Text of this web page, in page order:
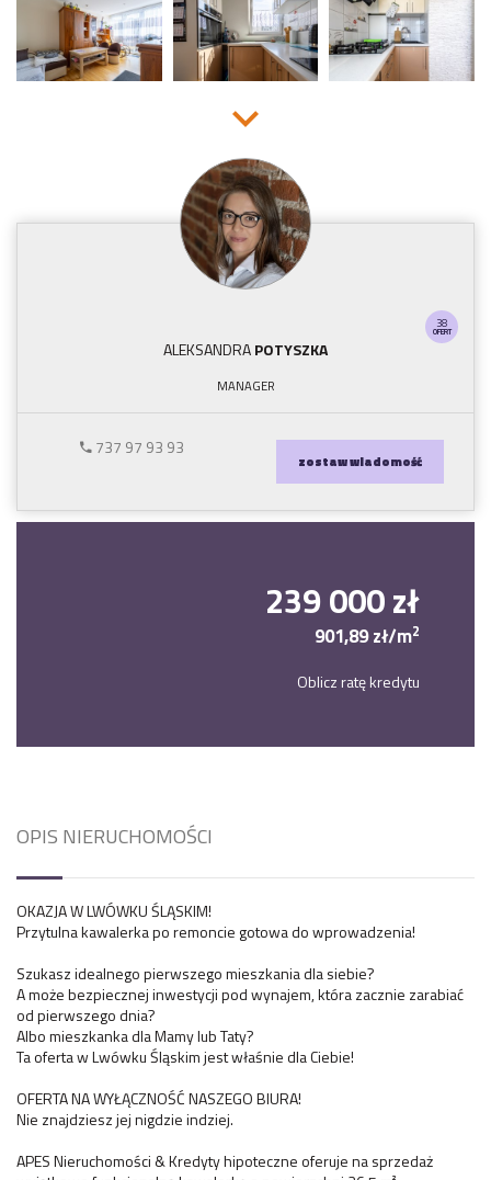
38
OFERT
ALEKSANDRAPOTYSZKA
MANAGER
737 97 93 93
zostaw wiadomość
239 000 zł
901,89 zł/m2
Oblicz ratę kredytu
OPIS NIERUCHOMOŚCI
OKAZJA W LWÓWKU ŚLĄSKIM!
Przytulna kawalerka po remoncie gotowa do wprowadzenia!
Szukasz idealnego pierwszego mieszkania dla siebie?
A może bezpiecznej inwestycji pod wynajem, która zacznie zarabiać
od pierwszego dnia?
Albo mieszkanka dla Mamy lub Taty?
Ta oferta w Lwówku Śląskim jest właśnie dla Ciebie!
OFERTA NA WYŁĄCZNOŚĆ NASZEGO BIURA!
Nie znajdziesz jej nigdzie indziej.
APES Nieruchomości & Kredyty hipoteczne oferuje na sprzedaż